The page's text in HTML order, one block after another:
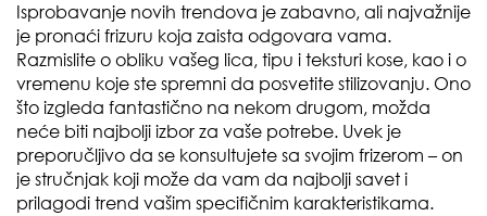
Isprobavanje novih trendova je zabavno, ali najvažnije
je pronaći frizuru koja zaista odgovara vama.
Razmislite o obliku vašeg lica, tipu i teksturi kose, kao i o
vremenu koje ste spremni da posvetite stilizovanju. Ono
što izgleda fantastično na nekom drugom, možda
neće biti najbolji izbor za vaše potrebe. Uvek je
preporučljivo da se konsultujete sa svojim frizerom – on
je stručnjak koji može da vam da najbolji savet i
prilagodi trend vašim specifičnim karakteristikama.